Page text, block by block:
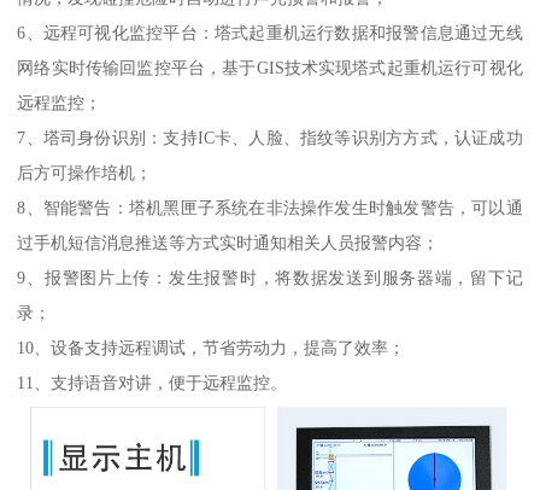
6、远程可视化监控平台：塔式起重机运行数据和报警信息通过无线
网络实时传输回监控平台，基于GIS技术实现塔式起重机运行可视化
远程监控；
7、塔司身份识别：支持IC卡、人脸、指纹等识别方方式，认证成功
后方可操作培机；
8、智能警告：塔机黑匣子系统在非法操作发生时触发警告，可以通
过手机短信消息推送等方式实时通知相关人员报警内容；
9、报警图片上传：发生报警时，将数据发送到服务器端，留下记
录；
10、设备支持远程调试，节省劳动力，提高了效率；
11、支持语音对讲，便于远程监控。